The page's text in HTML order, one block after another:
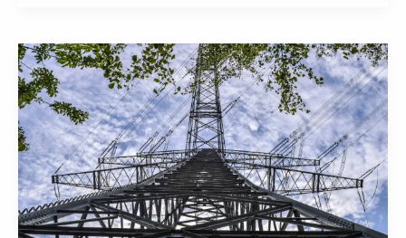
w
ludzi
i
społeczności